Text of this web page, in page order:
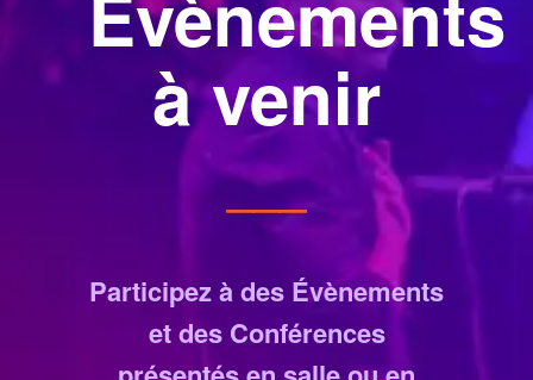
à venir
___
Participez à des Évènements
et des Conférences